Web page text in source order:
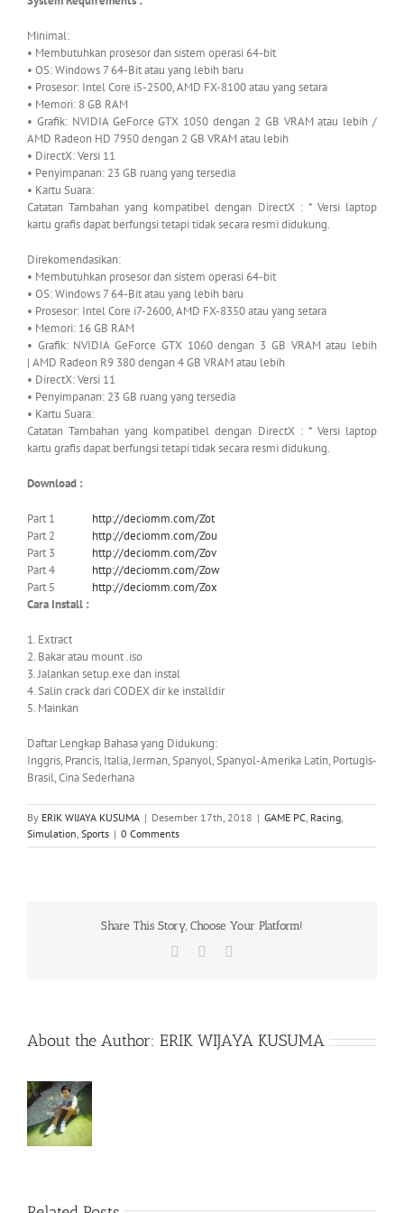
Minimal:
• Membutuhkan prosesor dan sistem operasi 64-bit
• OS: Windows 7 64-Bit atau yang lebih baru
• Prosesor: Intel Core i5-2500, AMD FX-8100 atau yang setara
• Memori: 8 GB RAM
• Grafik: NVIDIA GeForce GTX 1050 dengan 2 GB VRAM atau lebih /
AMD Radeon HD 7950 dengan 2 GB VRAM atau lebih
• DirectX: Versi 11
• Penyimpanan: 23 GB ruang yang tersedia
• Kartu Suara:
Catatan Tambahan yang kompatibel dengan DirectX : * Versi laptop
kartu grafis dapat berfungsi tetapi tidak secara resmi didukung.
Direkomendasikan:
• Membutuhkan prosesor dan sistem operasi 64-bit
• OS: Windows 7 64-Bit atau yang lebih baru
• Prosesor: Intel Core i7-2600, AMD FX-8350 atau yang setara
• Memori: 16 GB RAM
• Grafik: NVIDIA GeForce GTX 1060 dengan 3 GB VRAM atau lebih
| AMD Radeon R9 380 dengan 4 GB VRAM atau lebih
• DirectX: Versi 11
• Penyimpanan: 23 GB ruang yang tersedia
• Kartu Suara:
Catatan Tambahan yang kompatibel dengan DirectX : * Versi laptop
kartu grafis dapat berfungsi tetapi tidak secara resmi didukung.
Download :
Part 1
http://deciomm.com/Zot
Part 2
http://deciomm.com/Zou
Part 3
http://deciomm.com/Zov
Part 4
http://deciomm.com/Zow
Part 5
http://deciomm.com/Zox
Cara Install :
1. Extract
2. Bakar atau mount .iso
3. Jalankan setup.exe dan instal
4. Salin crack dari CODEX dir ke installdir
5. Mainkan
Daftar Lengkap Bahasa yang Didukung:
Inggris, Prancis, Italia, Jerman, Spanyol, Spanyol-Amerika Latin, Portugis-
Brasil, Cina Sederhana
By ERIK WIJAYA KUSUMA | Desember 17th, 2018 | GAME PC, Racing,
Simulation, Sports | 0 Comments
Share This Story, Choose Your Platform!
Facebook
About the Author: ERIK WIJAYA KUSUMA